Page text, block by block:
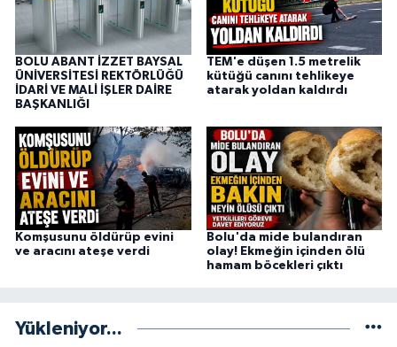
BOLU ABANT İZZET BAYSAL
ÜNİVERSİTESİ REKTÖRLÜĞÜ
İDARİ VE MALİ İŞLER DAİRE
BAŞKANLIĞI
TEM'e düşen 1.5 metrelik
kütüğü canını tehlikeye
atarak yoldan kaldırdı
Komşusunu öldürüp evini
ve aracını ateşe verdi
Bolu'da mide bulandıran
olay! Ekmeğin içinden ölü
hamam böcekleri çıktı
Yükleniyor...